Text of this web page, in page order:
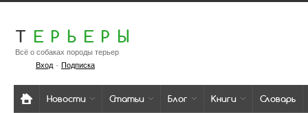
Т ЕРЬЕРЫ
Всё о собаках породы терьер
Вход· Подписка
Новости Статьи Блог Книги Словарь